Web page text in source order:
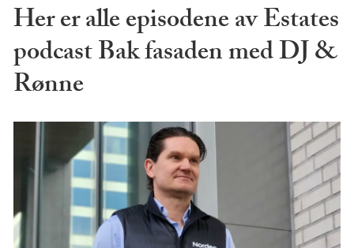
Her er alle episodene av Estates
podcast Bak fasaden med DJ &
Rønne